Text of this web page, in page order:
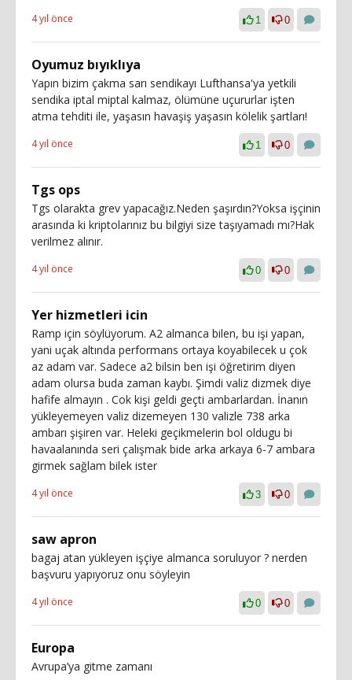
4 yıl önce 1 0
Oyumuz bıyıklıya
Yapın bizim çakma sarı sendikayı Lufthansa'ya yetkili
sendika iptal miptal kalmaz, ölümüne uçururlar işten
atma tehditi ile, yaşasın havaşiş yaşasın kölelik şartları!
4 yıl önce 1 0
Tgs ops
Tgs olarakta grev yapacağız.Neden şaşırdın?Yoksa işçinin
arasında ki kriptolarınız bu bilgiyi size taşıyamadı mı?Hak
verilmez alınır.
4 yıl önce 0 0
Yer hizmetleri icin
Ramp için söylüyorum. A2 almanca bilen, bu işi yapan,
yani uçak altında performans ortaya koyabilecek u çok
az adam var. Sadece a2 bilsin ben işi öğretirim diyen
adam olursa buda zaman kaybı. Şimdi valiz dizmek diye
hafife almayın . Cok kişi geldi geçti ambarlardan. İnanın
yükleyemeyen valiz dizemeyen 130 valizle 738 arka
ambarı şişiren var. Heleki geçikmelerin bol oldugu bi
havaalanında seri çalışmak bide arka arkaya 6-7 ambara
girmek sağlam bilek ister
4 yıl önce 3 0
saw apron
bagaj atan yükleyen işçiye almanca soruluyor ? nerden
başvuru yapıyoruz onu söyleyin
4 yıl önce 0 0
Europa
Avrupa’ya gitme zamanı